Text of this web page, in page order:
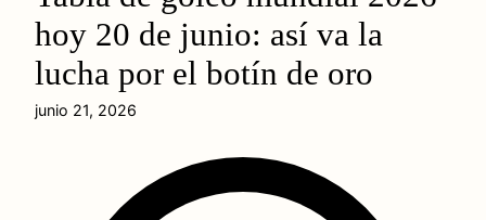
hoy 20 de junio: así va la
lucha por el botín de oro
junio 21, 2026